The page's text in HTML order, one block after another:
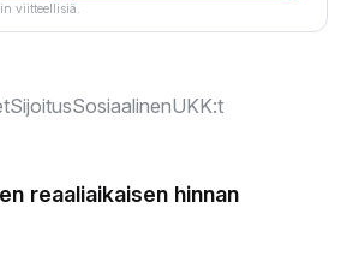
viitteellisiä.
SijoitusSosiaalinenUKK:t
reaaliaikaisen hinnan